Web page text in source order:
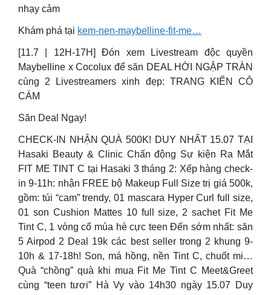
nhạy cảm
Khám phá tại kem-nen-maybelline-fit-me…
[11.7 | 12H-17H] Đón xem Livestream độc quyền
Maybelline x Cocolux để săn DEAL HỜI NGẬP TRÀN
cùng 2 Livestreamers xinh đẹp: TRANG KIẾN CÔ
CÁM
Săn Deal Ngay!
CHECK-IN NHẬN QUÀ 500K! DUY NHẤT 15.07 TẠI
Hasaki Beauty & Clinic Chấn động Sự kiện Ra Mắt
FIT ME TINT C tại Hasaki 3 tháng 2: Xếp hàng check-
in 9-11h: nhận FREE bộ Makeup Full Size trị giá 500k,
gồm: túi “cam” trendy, 01 mascara Hyper Curl full size,
01 son Cushion Mattes 10 full size, 2 sachet Fit Me
Tint C, 1 vòng cổ mùa hè cực teen Đến sớm nhất: săn
5 Airpod 2 Deal 19k các best seller trong 2 khung 9-
10h & 17-18h! Son, má hồng, nền Tint C, chuốt mi…
Quà “chồng” quà khi mua Fit Me Tint C Meet&Greet
cùng “teen tươi” Hà Vy vào 14h30 ngày 15.07 Duy